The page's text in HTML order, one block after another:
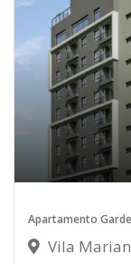
Apartamento
Vila